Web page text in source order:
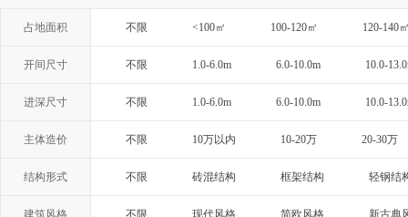
占地面积 不限 <100㎡ 100-120㎡ 120-140
开间尺寸 不限 1.0-6.0m 6.0-10.0m 10.0-
进深尺寸 不限 1.0-6.0m 6.0-10.0m 10.0-
主体造价 不限 10万以内 10-20万 20-30万
结构形式 不限 砖混结构 框架结构 轻钢结
建筑风格 不限 现代风格 简欧风格 新古典